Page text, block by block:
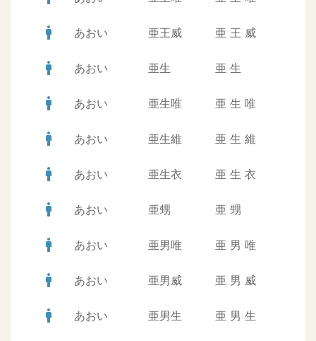
man あおい 亜王威 亜 王 威
man あおい 亜生 亜 生
man あおい 亜生唯 亜 生 唯
man あおい 亜生維 亜 生 維
man あおい 亜生衣 亜 生 衣
man あおい 亜甥 亜 甥
man あおい 亜男唯 亜 男 唯
man あおい 亜男威 亜 男 威
man あおい 亜男生 亜 男 生